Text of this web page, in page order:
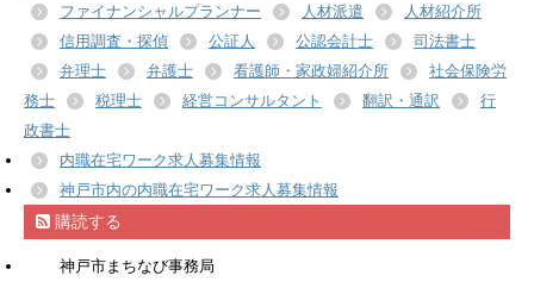
ファイナンシャルプランナー 人材派遣
人材紹介所
信用調査・探偵
公証人 公認会計士
司法書士
弁理士
弁護士 看護師・家政婦紹介所
社会保険労
務士
税理士 経営コンサルタント 翻訳・通訳
行
政書士
内職在宅ワーク求人募集情報
神戸市内の内職在宅ワーク求人募集情報
購読する
神戸市まちなび事務局